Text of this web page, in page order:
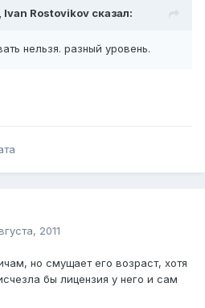
Ivan Rostovikov сказал:
нельзя. разный уровень.
2011
но смущает его возраст, хотя
бы лицензия у него и сам